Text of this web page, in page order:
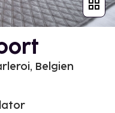
Belgien